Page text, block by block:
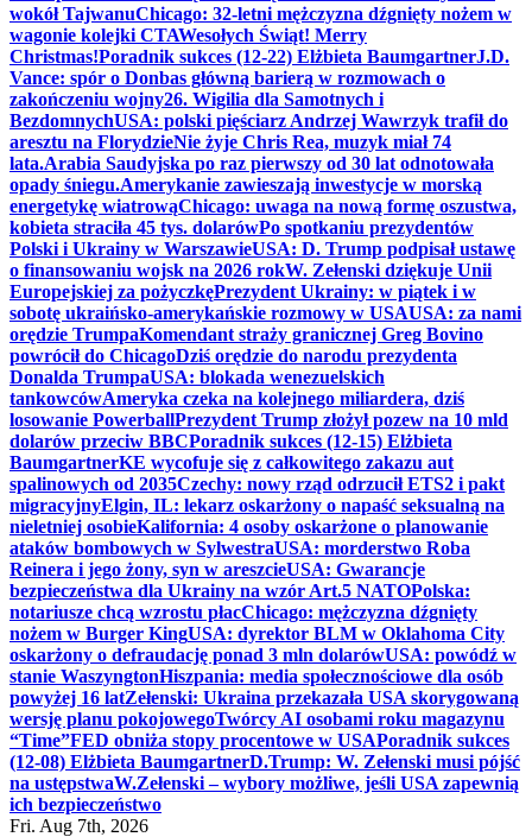
wokół TajwanuChicago: 32-letni mężczyzna dźgnięty nożem w
wagonie kolejki CTAWesołych Świąt! Merry
Christmas!Poradnik sukces (12-22) Elżbieta BaumgartnerJ.D.
Vance: spór o Donbas główną barierą w rozmowach o
zakończeniu wojny26. Wigilia dla Samotnych i
BezdomnychUSA: polski pięściarz Andrzej Wawrzyk trafił do
aresztu na FlorydzieNie żyje Chris Rea, muzyk miał 74
lata.Arabia Saudyjska po raz pierwszy od 30 lat odnotowała
opady śniegu.Amerykanie zawieszają inwestycje w morską
energetykę wiatrowąChicago: uwaga na nową formę oszustwa,
kobieta straciła 45 tys. dolarówPo spotkaniu prezydentów
Polski i Ukrainy w WarszawieUSA: D. Trump podpisał ustawę
o finansowaniu wojsk na 2026 rokW. Zełenski dziękuje Unii
Europejskiej za pożyczkęPrezydent Ukrainy: w piątek i w
sobotę ukraińsko-amerykańskie rozmowy w USAUSA: za nami
orędzie TrumpaKomendant straży granicznej Greg Bovino
powrócił do ChicagoDziś orędzie do narodu prezydenta
Donalda TrumpaUSA: blokada wenezuelskich
tankowcówAmeryka czeka na kolejnego miliardera, dziś
losowanie PowerballPrezydent Trump złożył pozew na 10 mld
dolarów przeciw BBCPoradnik sukces (12-15) Elżbieta
BaumgartnerKE wycofuje się z całkowitego zakazu aut
spalinowych od 2035Czechy: nowy rząd odrzucił ETS2 i pakt
migracyjnyElgin, IL: lekarz oskarżony o napaść seksualną na
nieletniej osobieKalifornia: 4 osoby oskarżone o planowanie
ataków bombowych w SylwestraUSA: morderstwo Roba
Reinera i jego żony, syn w areszcieUSA: Gwarancje
bezpieczeństwa dla Ukrainy na wzór Art.5 NATOPolska:
notariusze chcą wzrostu płacChicago: mężczyzna dźgnięty
nożem w Burger KingUSA: dyrektor BLM w Oklahoma City
oskarżony o defraudację ponad 3 mln dolarówUSA: powódź w
stanie WaszyngtonHiszpania: media społecznościowe dla osób
powyżej 16 latZełenski: Ukraina przekazała USA skorygowaną
wersję planu pokojowegoTwórcy AI osobami roku magazynu
“Time”FED obniża stopy procentowe w USAPoradnik sukces
(12-08) Elżbieta BaumgartnerD.Trump: W. Zełenski musi pójść
na ustępstwaW.Zełenski – wybory możliwe, jeśli USA zapewnią
ich bezpieczeństwo
Fri. Aug 7th, 2026